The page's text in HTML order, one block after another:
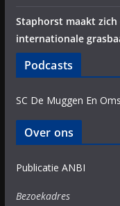
Staphorst maakt
internationale
Podcasts
SC De Muggen En
Over ons
Publicatie ANBI
Bezoekadres